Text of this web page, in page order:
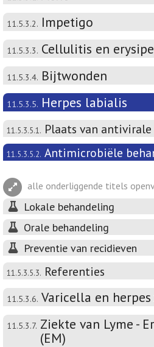
11.5.3.2. Impetigo
11.5.3.3. Cellulitis en
11.5.3.4. Bijtwonden
11.5.3.5. Herpes labialis
11.5.3.5.1. Plaats van
11.5.3.5.2. Antimicrobiële
alle onderliggende titels
Lokale behandeling
Orale behandeling
Preventie van recidieven
11.5.3.5.3. Referenties
11.5.3.6. Varicella en
11.5.3.7. Ziekte van Lyme -
(EM)